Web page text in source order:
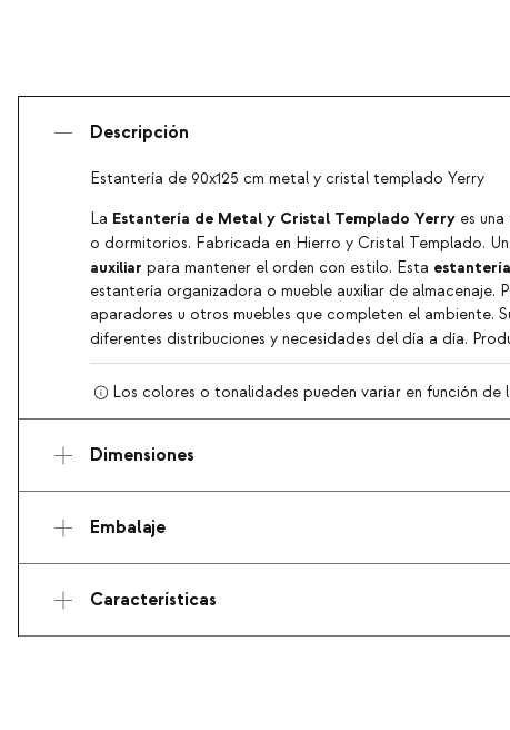
Descripción
Estantería de 90x125 cm metal y cristal templado Yerry
La Estantería de Metal y Cristal Templado Yerry es una
o dormitorios. Fabricada en Hierro y Cristal Templado.
auxiliar para mantener el orden con estilo. Esta
estantería organizadora o mueble auxiliar de
aparadores u otros muebles que completen el
diferentes distribuciones y necesidades del día a día.
Los colores o tonalidades pueden variar en función
Dimensiones
Embalaje
Características